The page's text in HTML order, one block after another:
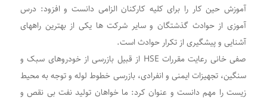
آموزش حین کار را برای کلیه کارکنان الزامی دانست و افزود: درس
آموزی از حوادث گذشتگان و سایر شرکت ها یکی از بهترین راههای
آشنایی و پیشگیری از تکرار حوادث است.
صفی خانی رعایت مقررات HSE از قبیل بازرسی‌ از خودروهای سبک و
سنگین، تجهیزات ایمنی و انفرادی، بازرسی خطوط لوله و توجه به محیط
زیست را مهم دانست و عنوان کرد: ما خواهان تولید نفت بی نقص و